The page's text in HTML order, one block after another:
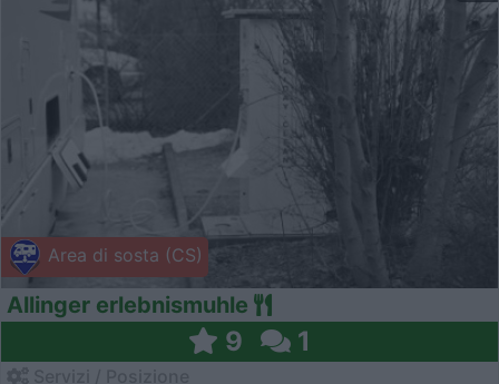
Area di sosta (CS)
Allinger erlebnismuhle
9 1